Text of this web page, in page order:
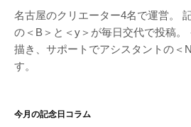
名古屋のクリエーター4名で運営。
の＜B＞と＜y＞が毎日交代で投稿
描き、サポートでアシスタントの＜
す。
今月の記念日コラム